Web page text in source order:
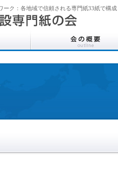
ーク：各地域で信頼される専門紙33紙で構成